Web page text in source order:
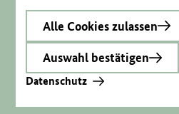
Alle Cookies zulassen
Auswahl bestätigen
Datenschutz